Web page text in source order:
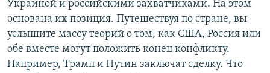
Украиной и российскими захватчиками. На этом
основана их позиция. Путешествуя по стране, вы
услышите массу теорий о том, как США, Россия или
обе вместе могут положить конец конфликту.
Например, Трамп и Путин заключат сделку. Что